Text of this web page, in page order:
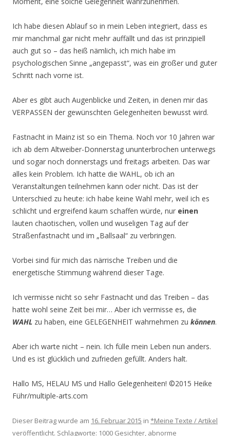
Ich habe diesen Ablauf so in mein Leben integriert, dass es
mir manchmal gar nicht mehr auffällt und das ist prinzipiell
auch gut so – das heiß nämlich, ich mich habe im
psychologischen Sinne „angepasst“, was ein großer und guter
Schritt nach vorne ist.
Aber es gibt auch Augenblicke und Zeiten, in denen mir das
VERPASSEN der gewünschten Gelegenheiten bewusst wird.
Fastnacht in Mainz ist so ein Thema. Noch vor 10 Jahren war
ich ab dem Altweiber-Donnerstag ununterbrochen unterwegs
und sogar noch donnerstags und freitags arbeiten. Das war
alles kein Problem. Ich hatte die WAHL, ob ich an
Veranstaltungen teilnehmen kann oder nicht. Das ist der
Unterschied zu heute: ich habe keine Wahl mehr, weil ich es
schlicht und ergreifend kaum schaffen würde, nur einen
lauten chaotischen, vollen und wuseligen Tag auf der
Straßenfastnacht und im „Ballsaal“ zu verbringen.
Vorbei sind für mich das närrische Treiben und die
energetische Stimmung während dieser Tage.
Ich vermisse nicht so sehr Fastnacht und das Treiben – das
hatte wohl seine Zeit bei mir… Aber ich vermisse es, die
WAHL zu haben, eine GELEGENHEIT wahrnehmen zu können.
Aber ich warte nicht – nein. Ich fülle mein Leben nun anders.
Und es ist glücklich und zufrieden gefüllt. Anders halt.
Hallo MS, HELAU MS und Hallo Gelegenheiten! ©2015 Heike
Führ/multiple-arts.com
Dieser Beitrag wurde am 16. Februar 2015 in *Meine Texte / Artikel
veröffentlicht. Schlagworte: 1000 Gesichter, abnorme